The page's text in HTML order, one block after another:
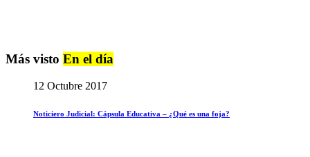
Más visto En el día
12 Octubre 2017
Noticiero Judicial: Cápsula Educativa – ¿Qué es una foja?